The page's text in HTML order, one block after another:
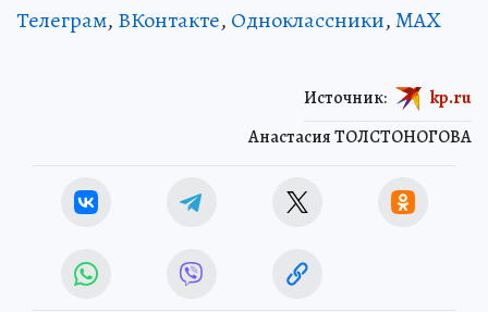
Телеграм, ВКонтакте, Одноклассники,MAX
Анастасия ТОЛСТОНОГОВА
Источник: kp.ru